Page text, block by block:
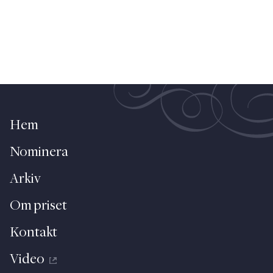
Hem
Nominera
Arkiv
Om priset
Kontakt
Video